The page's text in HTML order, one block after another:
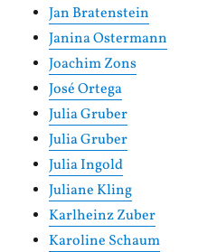
Jan Bratenstein
Janina Ostermann
Joachim Zons
José Ortega
Julia Gruber
Julia Gruber
Julia Ingold
Juliane Kling
Karlheinz Zuber
Karoline Schaum